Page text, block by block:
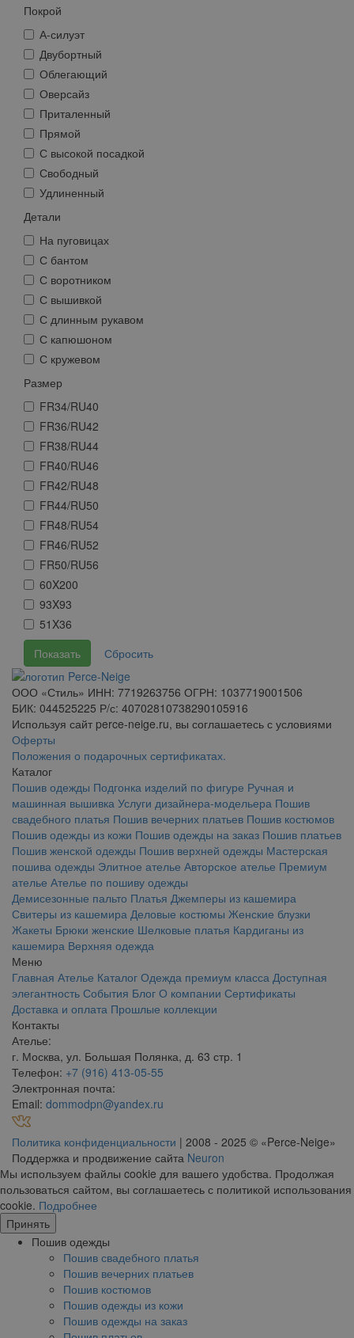
Покрой
А-силуэт
Двубортный
Облегающий
Оверсайз
Приталенный
Прямой
С высокой посадкой
Свободный
Удлиненный
Детали
На пуговицах
С бантом
С воротником
С вышивкой
С длинным рукавом
С капюшоном
С кружевом
Размер
FR34/RU40
FR36/RU42
FR38/RU44
FR40/RU46
FR42/RU48
FR44/RU50
FR48/RU54
FR46/RU52
FR50/RU56
60X200
93X93
51X36
ООО «Стиль» ИНН: 7719263756 ОГРН: 1037719001506
БИК: 044525225 Р/с: 40702810738290105916
Используя сайт perce-neige.ru, вы соглашаетесь с условиями
Оферты
Положения о подарочных сертификатах.
Каталог
Пошив одежды Подгонка изделий по фигуре Ручная и
машинная вышивка Услуги дизайнера-модельера Пошив
свадебного платья Пошив вечерних платьев Пошив костюмов
Пошив одежды из кожи Пошив одежды на заказ Пошив платьев
Пошив женской одежды Пошив верхней одежды Мастерская
пошива одежды Элитное ателье Авторское ателье Премиум
ателье Ателье по пошиву одежды
Демисезонные пальто Платья Джемперы из кашемира
Свитеры из кашемира Деловые костюмы Женские блузки
Жакеты Брюки женские Шелковые платья Кардиганы из
кашемира Верхняя одежда
Меню
Главная Ателье Каталог Одежда премиум класса Доступная
элегантность События Блог О компании Сертификаты
Доставка и оплата Прошлые коллекции
Контакты
Ателье:
г. Москва, ул. Большая Полянка, д. 63 стр. 1
Телефон: +7 (916) 413-05-55
Электронная почта:
Email: dommodpn@yandex.ru
Политика конфиденциальности | 2008 - 2025 © «Perce-Neige»
Поддержка и продвижение сайта Neuron
Мы используем файлы cookie для вашего удобства. Продолжая
пользоваться сайтом, вы соглашаетесь с политикой использования
cookie. Подробнее
Принять
Пошив одежды
Пошив свадебного платья
Пошив вечерних платьев
Пошив костюмов
Пошив одежды из кожи
Пошив одежды на заказ